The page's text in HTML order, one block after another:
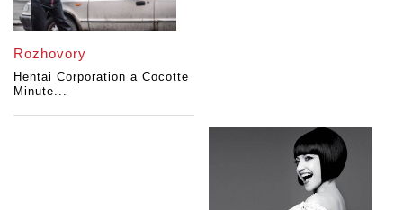
Rozhovory
Hentai Corporation a Cocotte
Minute...